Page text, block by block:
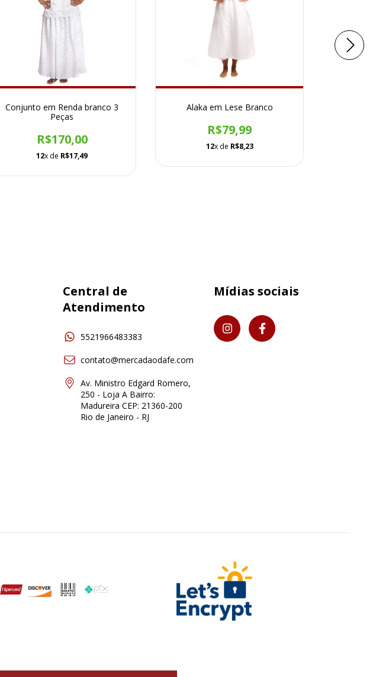
Conjunto em Renda branco 3
Peças
R$170,00
12x de R$17,49
Alaka em Lese Branco
R$79,99
12x de R$8,23
Central de
Atendimento
5521966483383
contato@mercadaodafe.com
Av. Ministro Edgard Romero,
250 - Loja A Bairro:
Madureira CEP: 21360-200
Rio de Janeiro - RJ
Mídias sociais